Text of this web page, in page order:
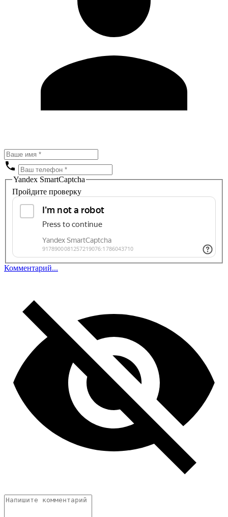
Yandex SmartCaptcha
Пройдите проверку
Комментарий...